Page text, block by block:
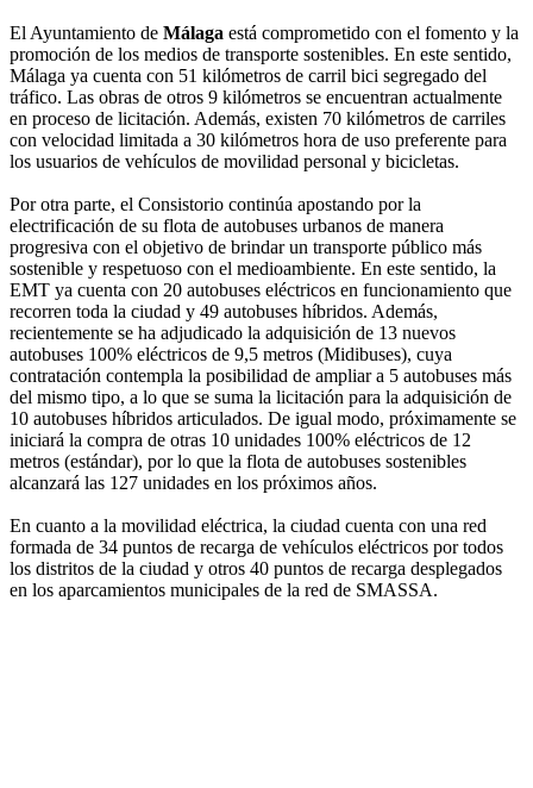
El Ayuntamiento de Málaga está comprometido con el fomento y la
promoción de los medios de transporte sostenibles. En este sentido,
Málaga ya cuenta con 51 kilómetros de carril bici segregado del
tráfico. Las obras de otros 9 kilómetros se encuentran actualmente
en proceso de licitación. Además, existen 70 kilómetros de carriles
con velocidad limitada a 30 kilómetros hora de uso preferente para
los usuarios de vehículos de movilidad personal y bicicletas.
Por otra parte, el Consistorio continúa apostando por la
electrificación de su flota de autobuses urbanos de manera
progresiva con el objetivo de brindar un transporte público más
sostenible y respetuoso con el medioambiente. En este sentido, la
EMT ya cuenta con 20 autobuses eléctricos en funcionamiento que
recorren toda la ciudad y 49 autobuses híbridos. Además,
recientemente se ha adjudicado la adquisición de 13 nuevos
autobuses 100% eléctricos de 9,5 metros (Midibuses), cuya
contratación contempla la posibilidad de ampliar a 5 autobuses más
del mismo tipo, a lo que se suma la licitación para la adquisición de
10 autobuses híbridos articulados. De igual modo, próximamente se
iniciará la compra de otras 10 unidades 100% eléctricos de 12
metros (estándar), por lo que la flota de autobuses sostenibles
alcanzará las 127 unidades en los próximos años.
En cuanto a la movilidad eléctrica, la ciudad cuenta con una red
formada de 34 puntos de recarga de vehículos eléctricos por todos
los distritos de la ciudad y otros 40 puntos de recarga desplegados
en los aparcamientos municipales de la red de SMASSA.